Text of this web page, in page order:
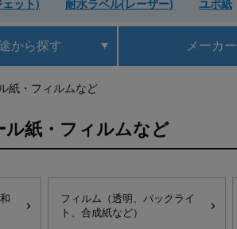
ット) 耐水ラベル(レーザー) ユポ紙
から探す メーカー
紙・フィルムなど
ル紙・フィルムなど
フィルム（透明、バックライ
ト、合成紙など）